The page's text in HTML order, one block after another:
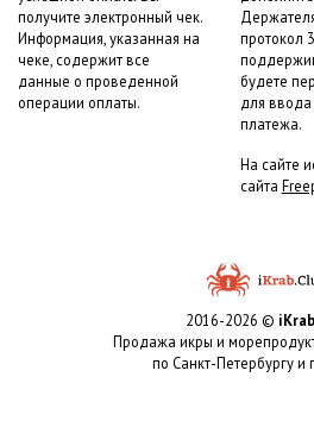
получите электронный чек.
Информация, указанная на
чеке, содержит все
данные о проведенной
операции оплаты.
протокол
будете
для
платежа.
На сайте
сайта
2016-2026 ©
Продажа икры и
по Санкт-Петербургу и